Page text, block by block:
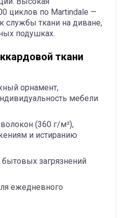
циклов по Martindale —
службы ткани на диване,
подушках.
ткани
орнамент,
мебели
(360 г/м²),
и истиранию
загрязнений
ежедневного